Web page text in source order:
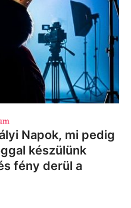
Napok, mi pedig
készülünk
fény derül a